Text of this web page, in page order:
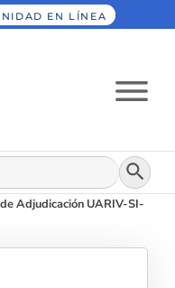
EN LÍNEA
Botón
Adjudicación UARIV-SI-